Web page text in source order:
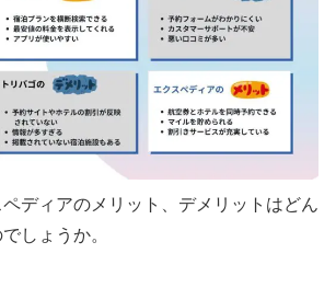
ペディアのメリット、デメリットはどん
しょうか。